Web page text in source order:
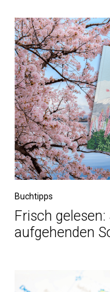
Buchtipps
Frisch
aufgehenden